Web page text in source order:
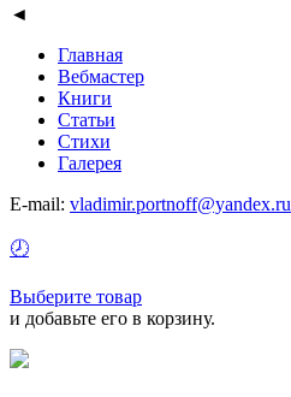
◄
Главная
Вебмастер
Книги
Статьи
Стихи
Галерея
E-mail: vladimir.portnoff@yandex.ru
🕗
Выберите товар
и добавьте его в корзину.